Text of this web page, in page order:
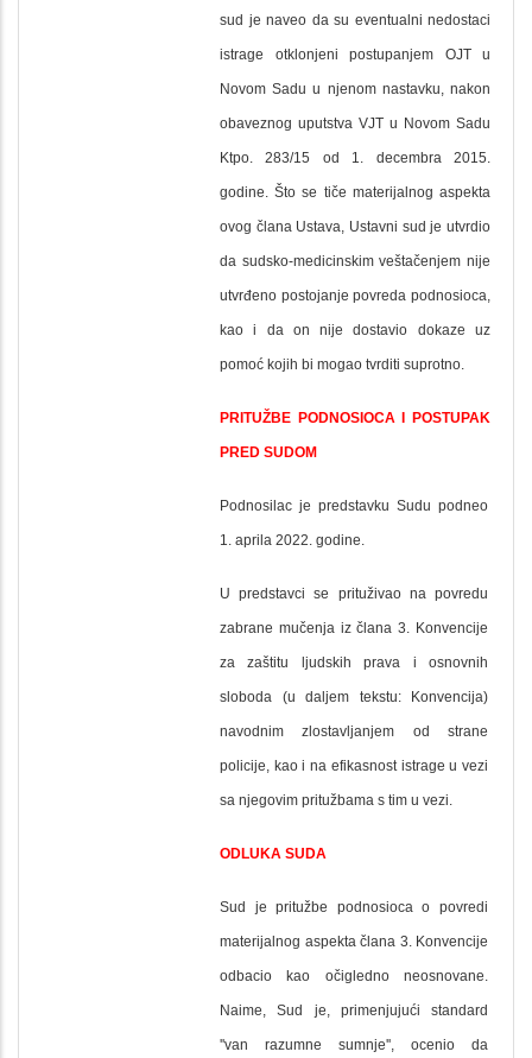
sud je naveo da su eventualni nedostaci
istrage otklonjeni postupanjem OJT u
Novom Sadu u njenom nastavku, nakon
obaveznog uputstva VJT u Novom Sadu
Ktpo. 283/15 od 1. decembra 2015.
godine. Što se tiče materijalnog aspekta
ovog člana Ustava, Ustavni sud je utvrdio
da sudsko-medicinskim veštačenjem nije
utvrđeno postojanje povreda podnosioca,
kao i da on nije dostavio dokaze uz
pomoć kojih bi mogao tvrditi suprotno.
PRITUŽBE PODNOSIOCA I POSTUPAK
PRED SUDOM
Podnosilac je predstavku Sudu podneo
1. aprila 2022. godine.
U predstavci se prituživao na povredu
zabrane mučenja iz člana 3. Konvencije
za zaštitu ljudskih prava i osnovnih
sloboda (u daljem tekstu: Konvencija)
navodnim zlostavljanjem od strane
policije, kao i na efikasnost istrage u vezi
sa njegovim pritužbama s tim u vezi.
ODLUKA SUDA
Sud je pritužbe podnosioca o povredi
materijalnog aspekta člana 3. Konvencije
odbacio kao očigledno neosnovane.
Naime, Sud je, primenjujući standard
''van razumne sumnje'', ocenio da